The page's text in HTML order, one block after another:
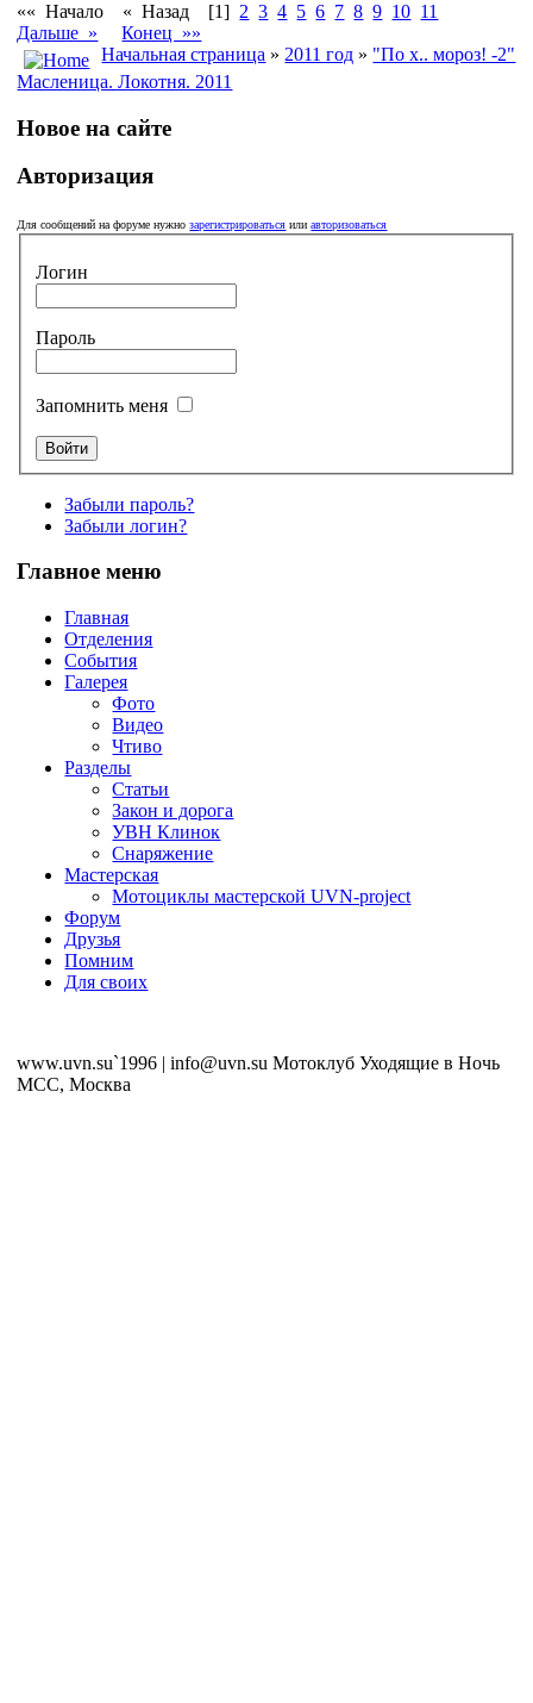
«« Начало « Назад [1] 2 3 4 5 6 7 8 9 10 11
Дальше »
Конец »»
Начальная страница » 2011 год » "По х.. мороз! -2"
Масленица. Локотня. 2011
Новое на сайте
Авторизация
Для сообщений на форуме нужнозарегистрироваться илиавторизоваться
Логин
Пароль
Запомнить меня
Забыли пароль?
Забыли логин?
Главное меню
Главная
Отделения
События
Галерея
Фото
Видео
Чтиво
Разделы
Статьи
Закон и дорога
УВН Клинок
Снаряжение
Мастерская
Мотоциклы мастерской UVN-project
Форум
Друзья
Помним
Для своих
www.uvn.su`1996 | info@uvn.su Мотоклуб Уходящие в Ночь
MCC, Москва